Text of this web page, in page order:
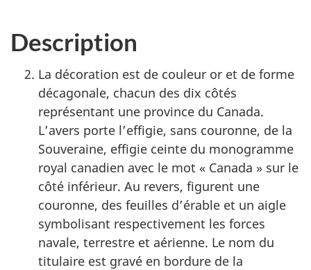
Description
La décoration est de couleur or et de forme
décagonale, chacun des dix côtés
représentant une province du Canada.
L’avers porte l’effigie, sans couronne, de la
Souveraine, effigie ceinte du monogramme
royal canadien avec le mot « Canada » sur le
côté inférieur. Au revers, figurent une
couronne, des feuilles d’érable et un aigle
symbolisant respectivement les forces
navale, terrestre et aérienne. Le nom du
titulaire est gravé en bordure de la